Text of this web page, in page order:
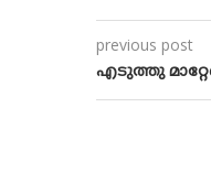
previous post
എടുത്തു